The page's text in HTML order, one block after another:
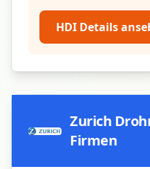
HDI Details
Zurich
Firmen